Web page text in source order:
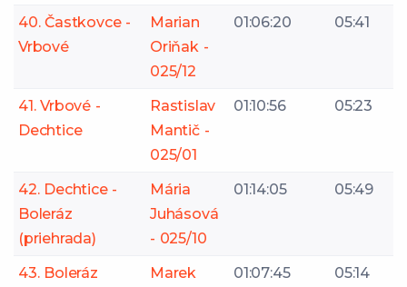
40. Častkovce -
Vrbové
Marian
Oriňak -
025/12
01:06:20 05:41
41. Vrbové -
Dechtice
Rastislav
Mantič -
025/01
01:10:56 05:23
42. Dechtice -
Boleráz
(priehrada)
Mária
Juhásová
- 025/10
01:14:05 05:49
43. Boleráz
Marek
01:07:45 05:14